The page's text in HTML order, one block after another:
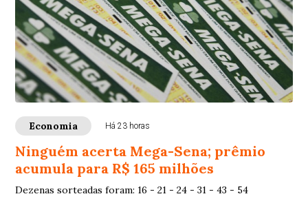
Economia Há 23 horas
Ninguém acerta Mega-Sena; prêmio
acumula para R$ 165 milhões
Dezenas sorteadas foram: 16 - 21 - 24 - 31 - 43 - 54